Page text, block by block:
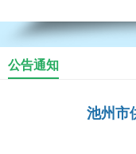
公告通知
池州市